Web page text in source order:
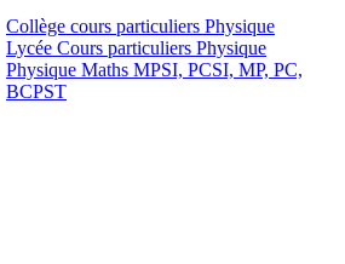
Collège cours particuliers Physique
Lycée Cours particuliers Physique
Physique Maths MPSI, PCSI, MP, PC,
BCPST